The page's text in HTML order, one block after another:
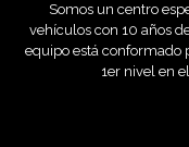
Somos un centro
vehículos con 10 años
equipo está conformado
1er nivel en